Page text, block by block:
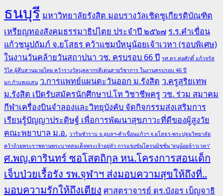
ธนบุรี มหาวิทยาลัยรังสิต มอบรางวัลเชิดชูเกียรติบัณฑิต
เหรียญทองสังคมธรรมาธิปไตย ประจำปี ๒๕๖๗ ร.ร.คำเขื่อน
แก้วชนูปถัมภ์ จ.ยโสธร คว้าแชมป์หนูน้อยเจ้าเวหา (รอบพิเศษ)
ในงานวันคล้ายวันสถาปนา วช. ครบรอบ 66 ปี รศ.ดร.ต่อศักดิ์ แก้วจรัส
วิไล ผู้สืบสานมวยไทย คว้ารางวัลบุคลากรดีเด่นสายวิชาการ ในงานครบรอบ 46 ปี
มก.กำแพงแสน ว.การแพทย์แผนตะวันออก ม.รังสิต ว.ครูสุริยเทพ
ม.รังสิต เปิดรับสมัครนักศึกษาป.โท วิชาชีพครู วช. ร่วม สมาคม
กีฬาเครื่องบินจำลองและวิทยุบังคับ จัดกิจกรรมส่งเสริมการ
เรียนรู้ปัญญาประดิษฐ์ เพื่อการพัฒนาสุขภาวะที่ดีของผู้สูงวัย
คณะพยาบาล ม.อ. วารินชำราบ จ.อุบลฯ-คำเขื่อนแก้วฯ จ.ยโสธร-พระปฐมวิทยาลัย
คว้าถ้วยพระราชทานพระบาทสมเด็จพระเจ้าอยู่หัว การแข่งขันโดรนมิชชั่น ‘หนูน้อยจ้าวเวหา’
ศ.พญ.ดารินทร์ ซอโสตถิกุล หน.โครงการสอนเด็ก
เจ็บป่วยเรื้อรัง รพ.จุฬาฯ ส่งมอบความสุขให้ถึงที่..
มอบความรักให้ถึงเตียง ศาสตราจารย์ ดร.บังอร เบ็ญจาธิ